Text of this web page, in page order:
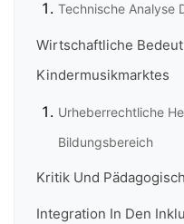
Technische Analyse
Wirtschaftliche
Kindermusikmarktes
Urheberrechtliche
Bildungsbereich
Kritik Und
Integration In Den